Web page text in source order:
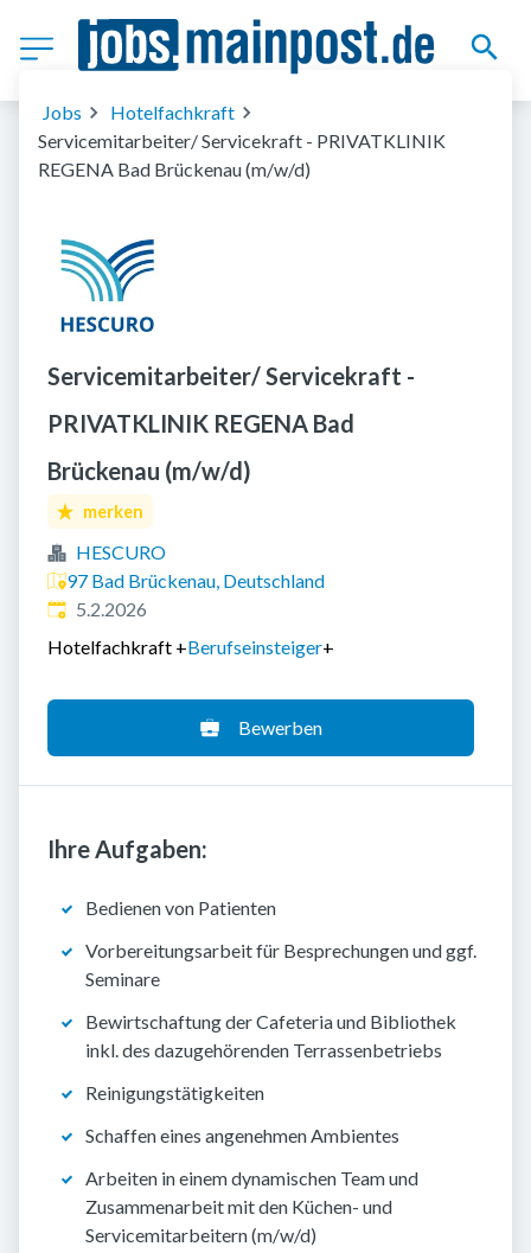
Jobs
Hotelfachkraft
Servicemitarbeiter/ Servicekraft - PRIVATKLINIK
REGENA Bad Brückenau (m/w/d)
Servicemitarbeiter/ Servicekraft -
PRIVATKLINIK REGENA Bad
Brückenau (m/w/d)
merken
HESCURO
97 Bad Brückenau, Deutschland
Veröffentlicht
5.2.2026
Hotelfachkraft +Berufseinsteiger+
Bewerben
Ihre Aufgaben:
Bedienen von Patienten
Vorbereitungsarbeit für Besprechungen und ggf.
Seminare
Bewirtschaftung der Cafeteria und Bibliothek
inkl. des dazugehörenden Terrassenbetriebs
Reinigungstätigkeiten
Schaffen eines angenehmen Ambientes
Arbeiten in einem dynamischen Team und
Zusammenarbeit mit den Küchen- und
Servicemitarbeitern (m/w/d)